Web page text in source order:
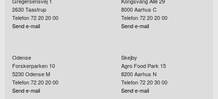
2630Taastrup
Telefon 72 20 20 00
Send e-mail
8000Aarhus C
Telefon 72 20 20 00
Send e-mail
Odense
Forskerparken 10
5230Odense M
Telefon 72 20 20 00
Send e-mail
Skejby
Agro Food Park 15
8200Aarhus N
Telefon 72 20 30 00
Send e-mail